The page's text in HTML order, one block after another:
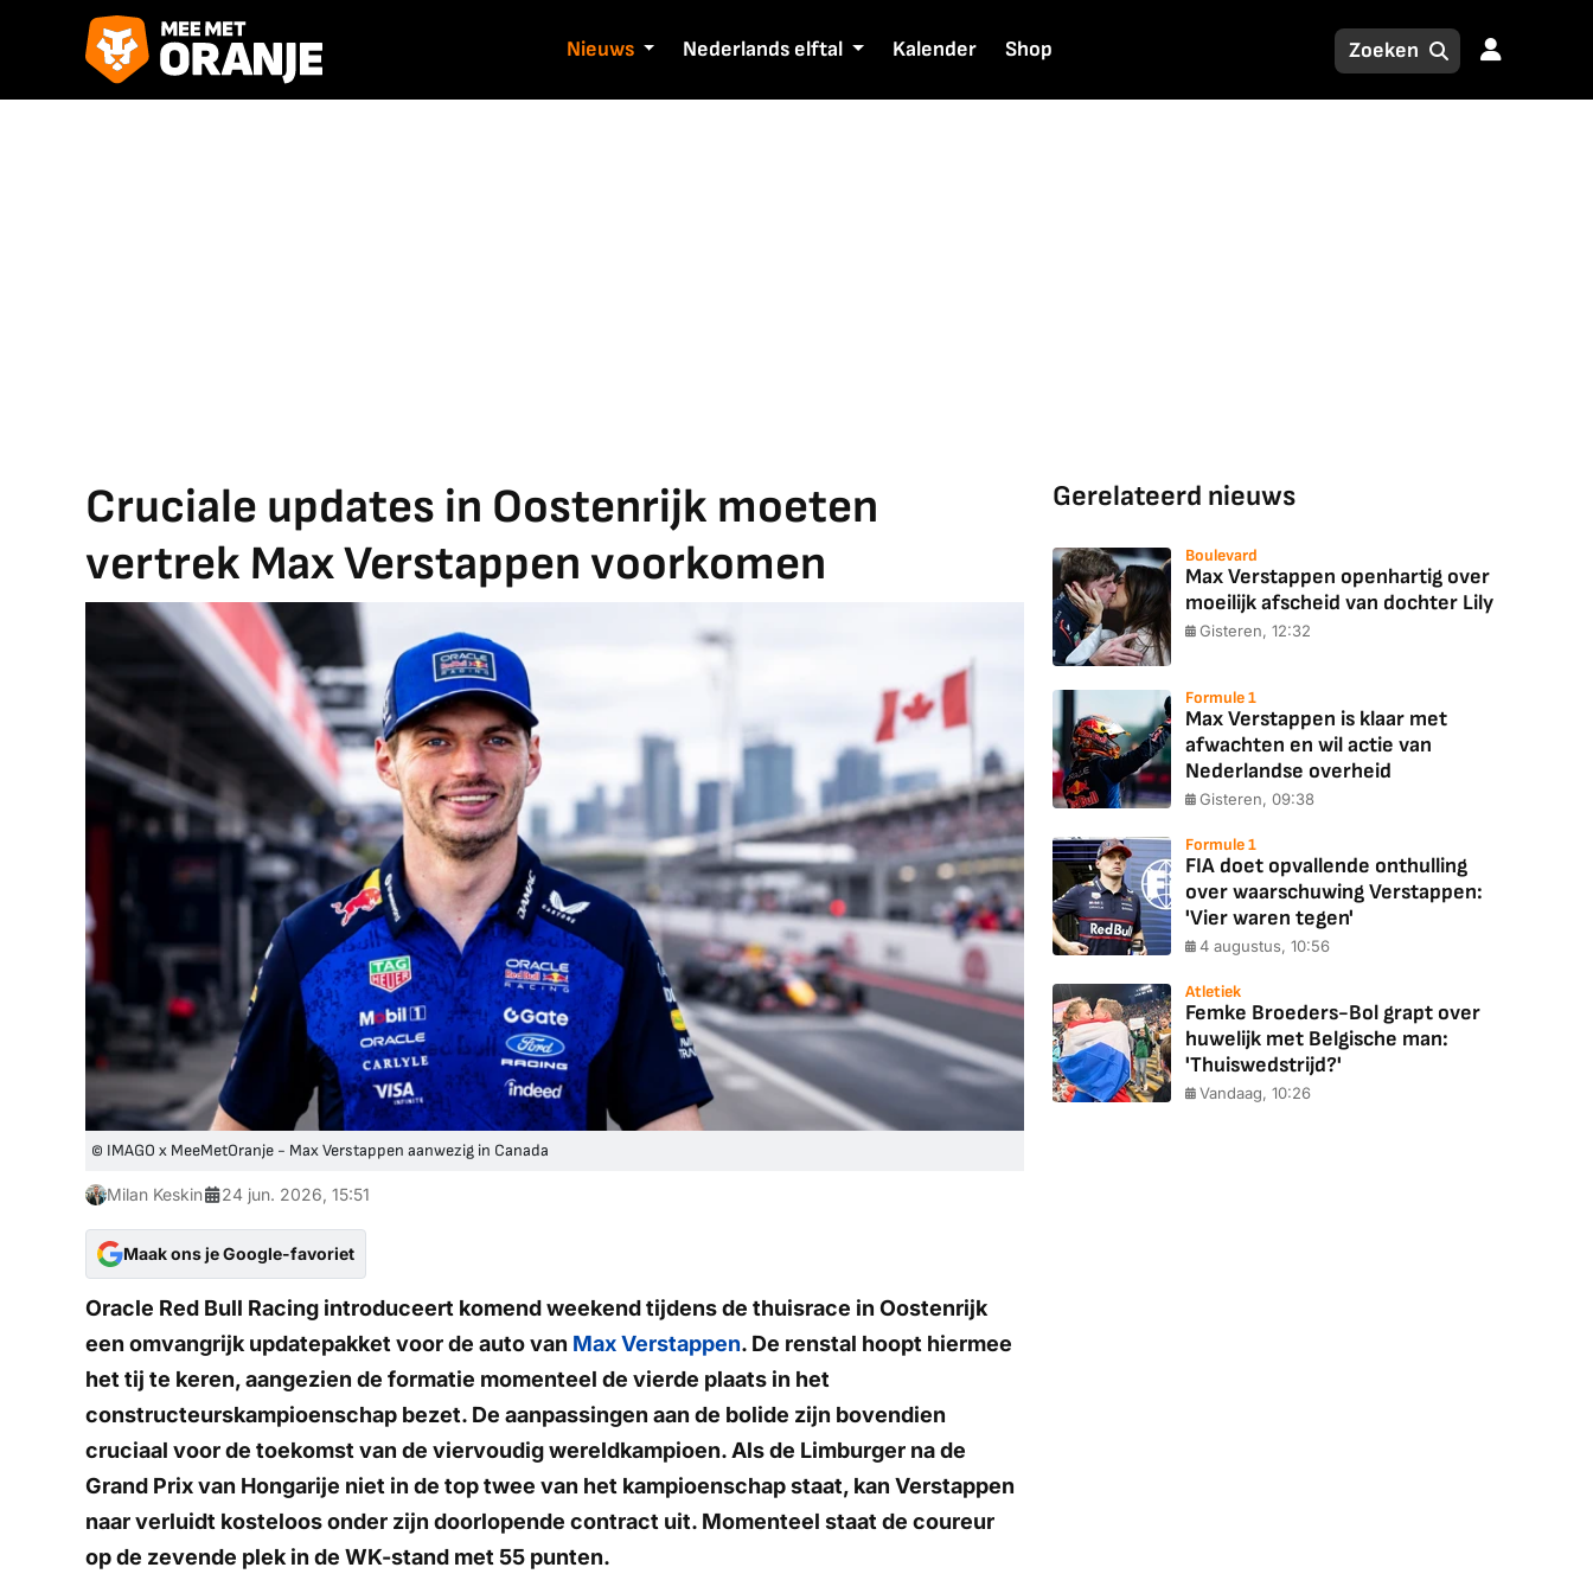
Nieuws Nederlands elftal Kalender Shop
Cruciale updates in Oostenrijk moeten
vertrek Max Verstappen voorkomen
© IMAGO x MeeMetOranje - Max Verstappen aanwezig in Canada
Milan Keskin 24 jun. 2026, 15:51
Maak ons je Google-favoriet
Oracle Red Bull Racing introduceert komend weekend tijdens de thuisrace in Oostenrijk
een omvangrijk updatepakket voor de auto van Max Verstappen. De renstal hoopt hiermee
het tij te keren, aangezien de formatie momenteel de vierde plaats in het
constructeurskampioenschap bezet. De aanpassingen aan de bolide zijn bovendien
cruciaal voor de toekomst van de viervoudig wereldkampioen. Als de Limburger na de
Grand Prix van Hongarije niet in de top twee van het kampioenschap staat, kan Verstappen
naar verluidt kosteloos onder zijn doorlopende contract uit. Momenteel staat de coureur
op de zevende plek in de WK-stand met 55 punten.
Gerelateerd nieuws
Boulevard
Max Verstappen openhartig over
moeilijk afscheid van dochter Lily
Gisteren, 12:32
Formule 1
Max Verstappen is klaar met
afwachten en wil actie van
Nederlandse overheid
Gisteren, 09:38
Formule 1
FIA doet opvallende onthulling
over waarschuwing Verstappen:
'Vier waren tegen'
4 augustus, 10:56
Atletiek
Femke Broeders-Bol grapt over
huwelijk met Belgische man:
'Thuiswedstrijd?'
Vandaag, 10:26